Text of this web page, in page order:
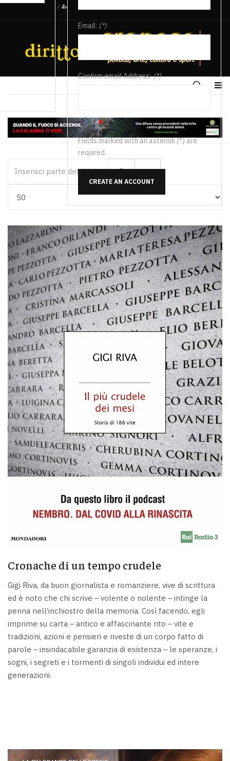
/
Email: (*)
Confirm email Address:(*)
Fields marked with an asterisk (*) are
required.
CREATE AN ACCOUNT
Cronache di un tempo crudele
Gigi Riva, da buon giornalista e romanziere, vive di scrittura
ed è noto che chi scrive ‒ volente o nolente ‒ intinge la
penna nell’inchiostro della memoria. Così facendo, egli
imprime su carta ‒ antico e affascinante rito ‒ vite e
tradizioni, azioni e pensieri e riveste di un corpo fatto di
parole ‒ insindacabile garanzia di esistenza ‒ le speranze, i
sogni, i segreti e i tormenti di singoli individui ed intere
generazioni.